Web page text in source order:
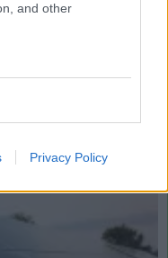
and other
Privacy Policy
a világ
alkalmas.